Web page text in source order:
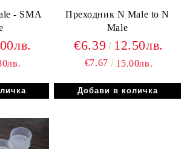
- SMA
Преходник N Male to N
Male
€6.39 12.50лв.
€7.67 15.00лв.